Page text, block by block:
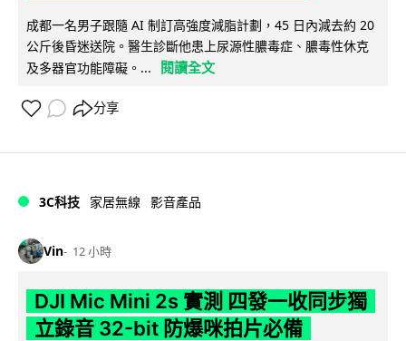
成都一名男子跟隨 AI 制訂高強度減脂計劃，45 日內減去約 20
公斤後昏迷送院。醫生診斷他患上尿源性膿毒症、膿毒性休克
及多器官功能障礙。...
閱讀全文
分享
3C科技 家居無線 影音產品
Vin 12 小時
DJI Mic Mini 2s 實測 四發一收同步獨
立錄音 32-bit 防爆咪拍片必備